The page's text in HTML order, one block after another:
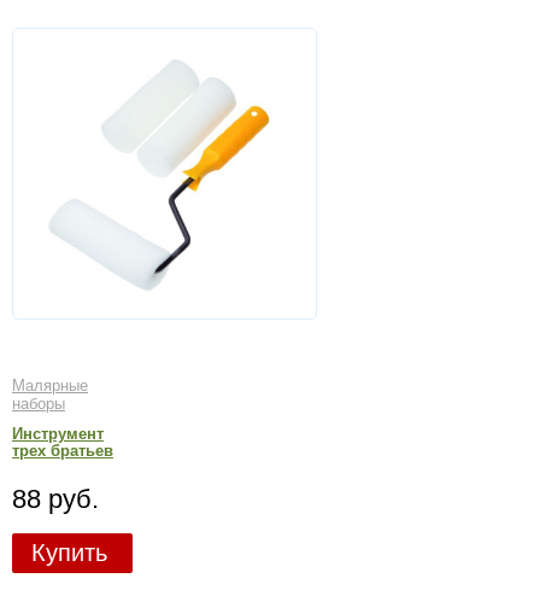
Малярные
наборы
Инструмент
трех братьев
88 руб.
Купить